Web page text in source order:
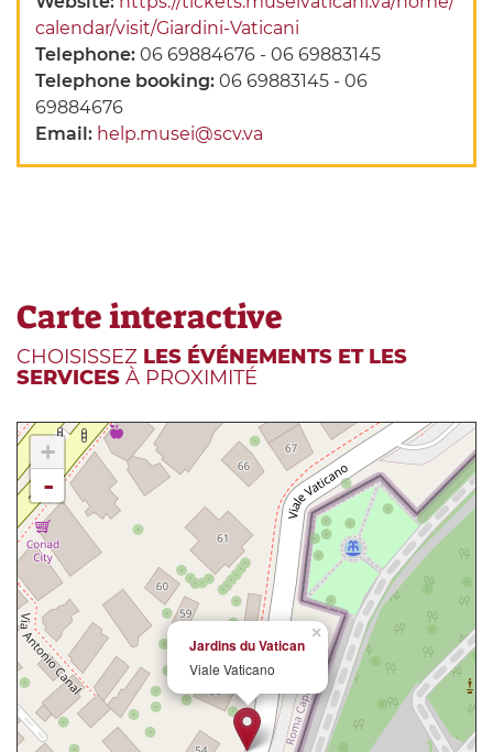
calendar/visit/Giardini-Vaticani
Telephone:06 69884676 - 06 69883145
Telephone booking:06 69883145 - 06
69884676
Email: help.musei@scv.va
Carte interactive
CHOISISSEZ LES ÉVÉNEMENTS ET LES
SERVICES À PROXIMITÉ
×
Jardins du Vatican
Viale Vaticano
+
-